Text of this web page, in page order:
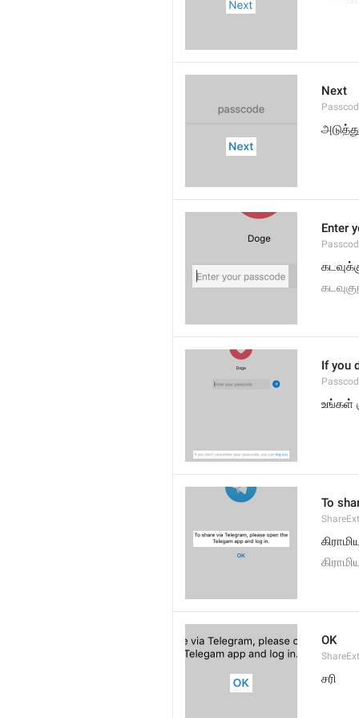
Next
Enter
If you
உங்கள்
To
OK
சரி